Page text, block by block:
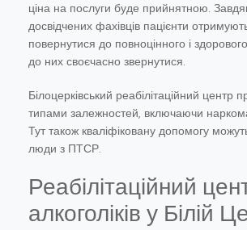
ціна на послуги буде прийнятною.
досвідчених фахівців пацієнти
повернутися до повноцінного і
до них своєчасно звернутися.
Білоцерківський реабілітаційний центр
типами залежностей, включаючи
Тут також кваліфіковану допомогу
люди з ПТСР.
Реабілітаційний
алкоголіків у Білій